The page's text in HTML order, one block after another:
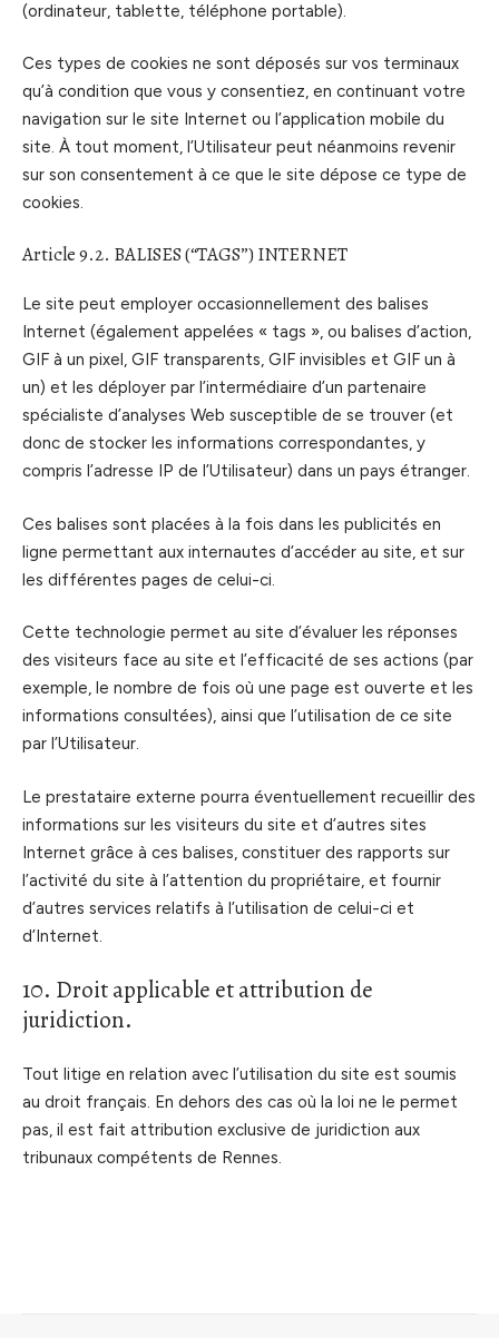
(ordinateur, tablette, téléphone portable).
Ces types de cookies ne sont déposés sur vos terminaux
qu’à condition que vous y consentiez, en continuant votre
navigation sur le site Internet ou l’application mobile du
site. À tout moment, l’Utilisateur peut néanmoins revenir
sur son consentement à ce que le site dépose ce type de
cookies.
Article 9.2. BALISES (“TAGS”) INTERNET
Le site peut employer occasionnellement des balises
Internet (également appelées « tags », ou balises d’action,
GIF à un pixel, GIF transparents, GIF invisibles et GIF un à
un) et les déployer par l’intermédiaire d’un partenaire
spécialiste d’analyses Web susceptible de se trouver (et
donc de stocker les informations correspondantes, y
compris l’adresse IP de l’Utilisateur) dans un pays étranger.
Ces balises sont placées à la fois dans les publicités en
ligne permettant aux internautes d’accéder au site, et sur
les différentes pages de celui-ci.
Cette technologie permet au site d’évaluer les réponses
des visiteurs face au site et l’efficacité de ses actions (par
exemple, le nombre de fois où une page est ouverte et les
informations consultées), ainsi que l’utilisation de ce site
par l’Utilisateur.
Le prestataire externe pourra éventuellement recueillir des
informations sur les visiteurs du site et d’autres sites
Internet grâce à ces balises, constituer des rapports sur
l’activité du site à l’attention du propriétaire, et fournir
d’autres services relatifs à l’utilisation de celui-ci et
d’Internet.
10. Droit applicable et attribution de
juridiction.
Tout litige en relation avec l’utilisation du site est soumis
au droit français. En dehors des cas où la loi ne le permet
pas, il est fait attribution exclusive de juridiction aux
tribunaux compétents de Rennes.